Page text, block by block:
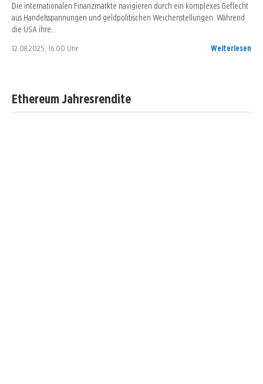
Die internationalen Finanzmärkte navigieren durch ein komplexes Geflecht
aus Handelsspannungen und geldpolitischen Weichenstellungen. Während
die USA ihre…
12.08.2025, 16:00 Uhr Weiterlesen
Ethereum Jahresrendite